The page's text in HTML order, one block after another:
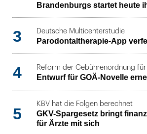
Brandenburgs startet heute
3 Deutsche Multicenterstudie
Parodontaltherapie-App
4 Reform der Gebührenordnung
Entwurf für GOÄ-Novelle
5
KBV hat die Folgen berechnet
GKV-Spargesetz bringt
für Ärzte mit sich